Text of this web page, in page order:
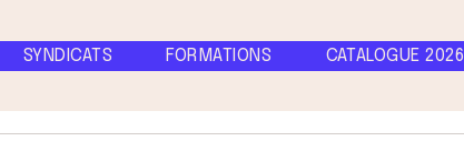
SYNDICATS FORMATIONS CATALOGUE 2026